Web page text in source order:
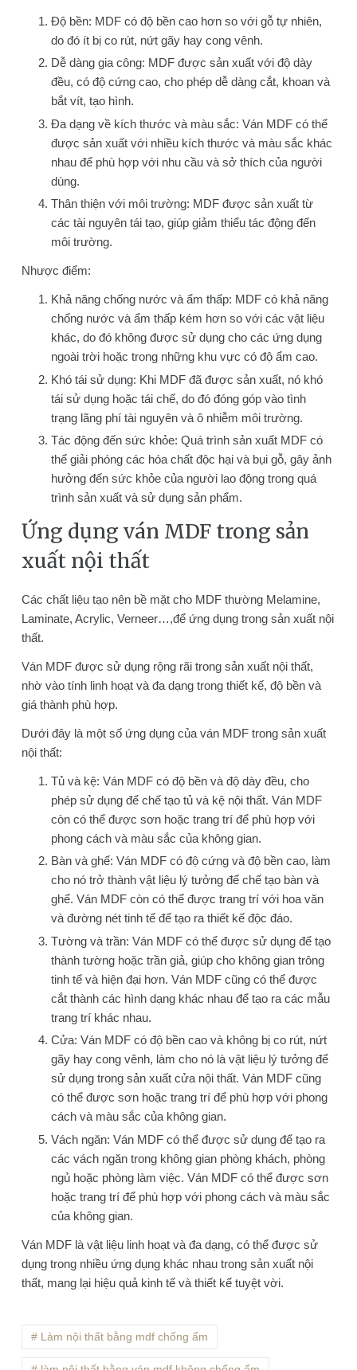
Độ bền: MDF có độ bền cao hơn so với gỗ tự nhiên,
do đó ít bị co rút, nứt gãy hay cong vênh.
Dễ dàng gia công: MDF được sản xuất với độ dày
đều, có độ cứng cao, cho phép dễ dàng cắt, khoan và
bắt vít, tạo hình.
Đa dạng về kích thước và màu sắc: Ván MDF có thể
được sản xuất với nhiều kích thước và màu sắc khác
nhau để phù hợp với nhu cầu và sở thích của người
dùng.
Thân thiện với môi trường: MDF được sản xuất từ
các tài nguyên tái tạo, giúp giảm thiểu tác động đến
môi trường.
Nhược điểm:
Khả năng chống nước và ẩm thấp: MDF có khả năng
chống nước và ẩm thấp kém hơn so với các vật liệu
khác, do đó không được sử dụng cho các ứng dụng
ngoài trời hoặc trong những khu vực có độ ẩm cao.
Khó tái sử dụng: Khi MDF đã được sản xuất, nó khó
tái sử dụng hoặc tái chế, do đó đóng góp vào tình
trạng lãng phí tài nguyên và ô nhiễm môi trường.
Tác động đến sức khỏe: Quá trình sản xuất MDF có
thể giải phóng các hóa chất độc hại và bụi gỗ, gây ảnh
hưởng đến sức khỏe của người lao động trong quá
trình sản xuất và sử dụng sản phẩm.
Ứng dụng ván MDF trong sản
xuất nội thất
Các chất liệu tạo nên bề mặt cho MDF thường Melamine,
Laminate, Acrylic, Verneer…,để ứng dụng trong sản xuất nội
thất.
Ván MDF được sử dụng rộng rãi trong sản xuất nội thất,
nhờ vào tính linh hoạt và đa dạng trong thiết kế, độ bền và
giá thành phù hợp.
Dưới đây là một số ứng dụng của ván MDF trong sản xuất
nội thất:
Tủ và kệ: Ván MDF có độ bền và độ dày đều, cho
phép sử dụng để chế tạo tủ và kệ nội thất. Ván MDF
còn có thể được sơn hoặc trang trí để phù hợp với
phong cách và màu sắc của không gian.
Bàn và ghế: Ván MDF có độ cứng và độ bền cao, làm
cho nó trở thành vật liệu lý tưởng để chế tạo bàn và
ghế. Ván MDF còn có thể được trang trí với hoa văn
và đường nét tinh tế để tạo ra thiết kế độc đáo.
Tường và trần: Ván MDF có thể được sử dụng để tạo
thành tường hoặc trần giả, giúp cho không gian trông
tinh tế và hiện đại hơn. Ván MDF cũng có thể được
cắt thành các hình dạng khác nhau để tạo ra các mẫu
trang trí khác nhau.
Cửa: Ván MDF có độ bền cao và không bị co rút, nứt
gãy hay cong vênh, làm cho nó là vật liệu lý tưởng để
sử dụng trong sản xuất cửa nội thất. Ván MDF cũng
có thể được sơn hoặc trang trí để phù hợp với phong
cách và màu sắc của không gian.
Vách ngăn: Ván MDF có thể được sử dụng để tạo ra
các vách ngăn trong không gian phòng khách, phòng
ngủ hoặc phòng làm việc. Ván MDF có thể được sơn
hoặc trang trí để phù hợp với phong cách và màu sắc
của không gian.
Ván MDF là vật liệu linh hoạt và đa dạng, có thể được sử
dụng trong nhiều ứng dụng khác nhau trong sản xuất nội
thất, mang lại hiệu quả kinh tế và thiết kế tuyệt vời.
# Làm nội thất bằng mdf chống ẩm